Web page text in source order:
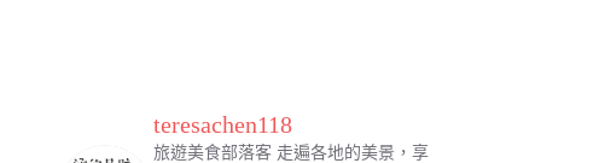
teresachen118
旅遊美食部落客走遍各地的美景，享